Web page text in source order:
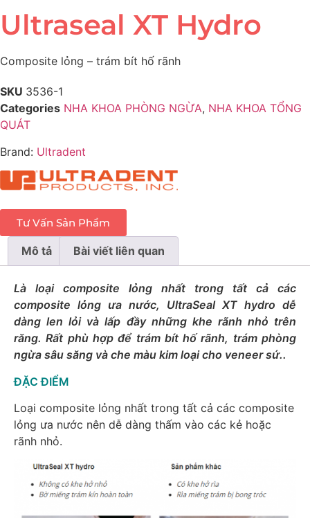
Ultraseal XT Hydro
Composite lỏng – trám bít hố rãnh
SKU 3536-1
Categories NHA KHOA PHÒNG NGỪA, NHA KHOA TỔNG
QUÁT
Brand: Ultradent
Tư Vấn Sản Phẩm
Mô tả Bài viết liên quan
Là loại composite lỏng nhất trong tất cả các
composite lỏng ưa nước, UltraSeal XT hydro dễ
dàng len lỏi và lấp đầy những khe rãnh nhỏ trên
răng. Rất phù hợp để trám bít hố rãnh, trám phòng
ngừa sâu săng và che màu kim loại cho veneer sứ..
ĐẶC ĐIỂM
Loại composite lỏng nhất trong tất cả các composite
lỏng ưa nước nên dễ dàng thấm vào các kẻ hoặc
rãnh nhỏ.